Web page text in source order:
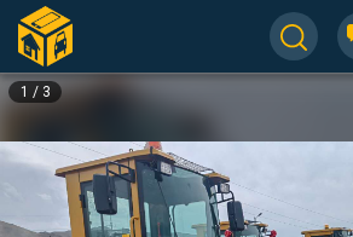
1 / 3